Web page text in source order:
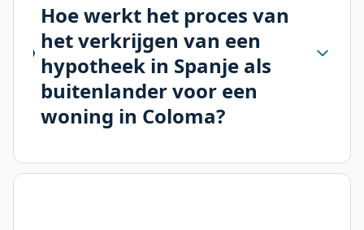
Hoe werkt het proces van
het verkrijgen van een
hypotheek in Spanje als
buitenlander voor een
woning in Coloma?